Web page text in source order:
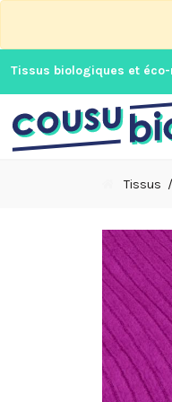
Tissus biologiques et
Tissus